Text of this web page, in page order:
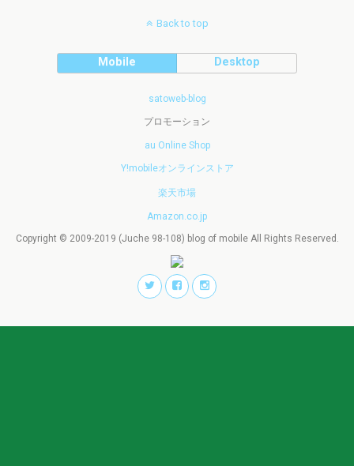
Back to top
Mobile Desktop
satoweb-blog
プロモーション
au Online Shop
Y!mobileオンラインストア
楽天市場
Amazon.co.jp
Copyright © 2009-2019 (Juche 98-108) blog of mobile All Rights Reserved.